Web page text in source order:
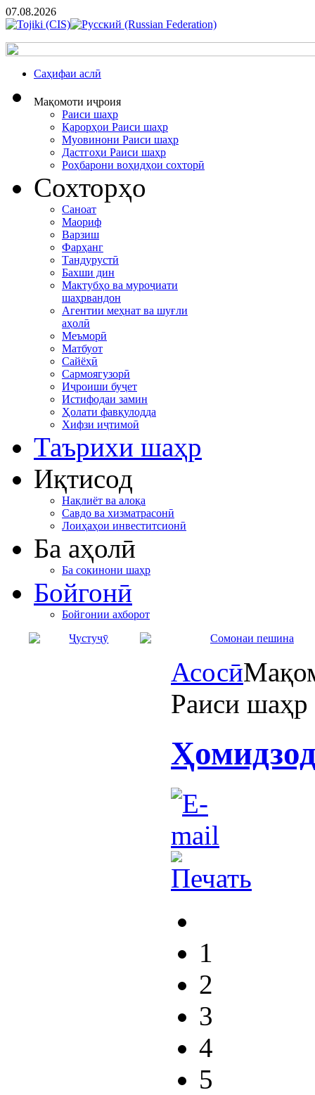
07.08.2026
Cаҳифаи аслӣ
Мақомоти иҷроия
Раиси шаҳр
Қарорҳои Раиси шаҳр
Муовинони Раиси шаҳр
Дастгоҳи Раиси шаҳр
Роҳбарони воҳидҳои сохторӣ
Сохторҳо
Саноат
Маориф
Варзиш
Фарҳанг
Тандурустӣ
Бахши дин
Мактубҳо ва муроҷиати
шаҳрвандон
Агентии меҳнат ва шуғли
аҳолӣ
Меъморӣ
Матбуот
Сайёҳӣ
Сармоягузорӣ
Иҷроиши буҷет
Истифодаи замин
Ҳолати фавқулодда
Хифзи иҷтимоӣ
Таърихи шаҳр
Иқтисод
Нақлиёт ва алоқа
Савдо ва хизматрасонӣ
Лоиҳаҳои инвеститсионӣ
Ба аҳолӣ
Ба сокинони шаҳр
Бойгонӣ
Бойгонии ахборот
Асосӣ
Раиси шаҳр
1
2
3
4
5